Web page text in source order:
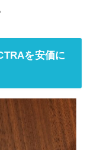
を安価に